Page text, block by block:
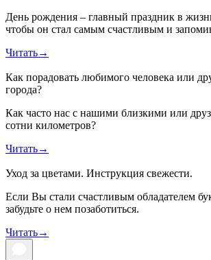
День рождения – главный праздник в
чтобы он стал самым счастливым и
Читать→
Как порадовать любимого человека или
города?
Как часто нас с нашими близкими или
сотни километров?
Читать→
Уход за цветами. Инструкция свежести.
Если Вы стали счастливым обладателем
забудьте о нем позаботиться.
Читать→